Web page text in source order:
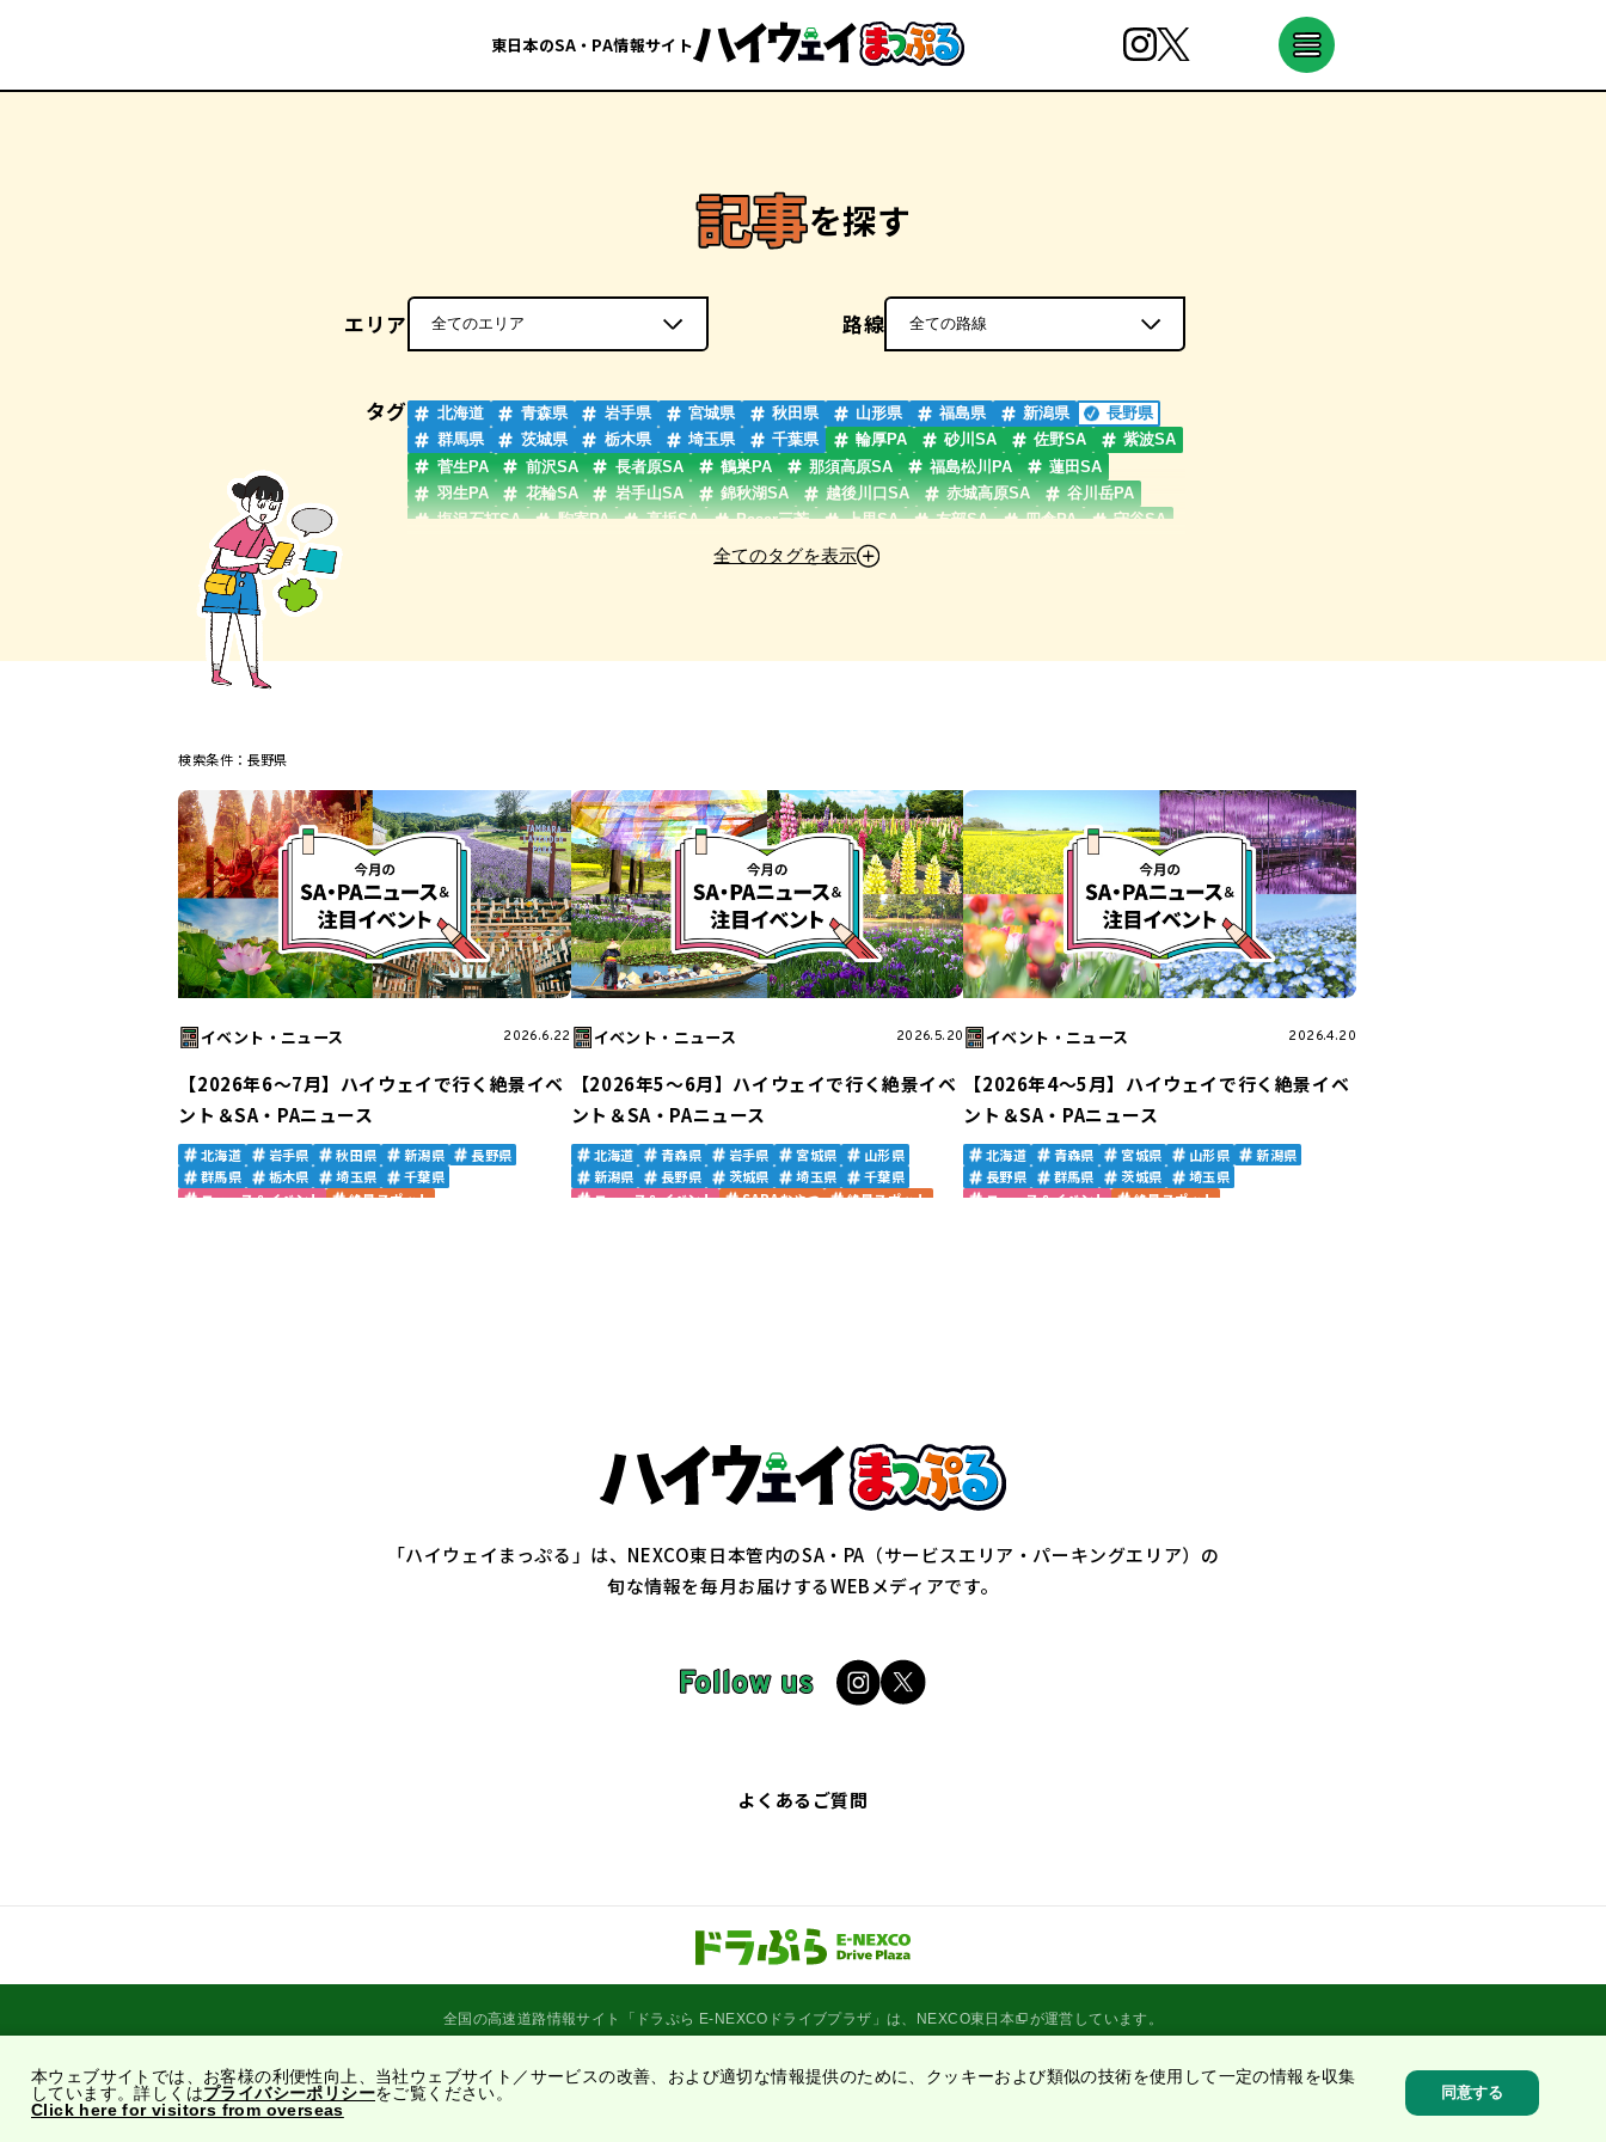
東日本のSA・PA情報サイト
を探す
エリア 路線
タグ 北海道 青森県 岩手県 宮城県 秋田県 山形県 福島県 新潟県
長野県
群馬県
茨城県 栃木県 埼玉県 千葉県 輪厚PA 砂川SA 佐野SA
紫波SA
菅生PA
前沢SA 長者原SA 鶴巣PA 那須高原SA 福島松川PA
蓮田SA
羽生PA
花輪SA 岩手山SA 錦秋湖SA 越後川口SA 赤城高原SA
谷川岳PA
塩沢石打SA
駒寄PA 高坂SA Pasar三芳 上里SA 友部SA 四倉PA
守谷SA
甘楽PA 松代PA
今月のおすすめグルメ
全てのタグを表示
検索条件： 長野県
イベント・ニュース 2026.6.22
【2026年6～7月】ハイウェイで行く絶景イベ
ント＆SA・PAニュース
北海道 岩手県 秋田県 新潟県
長野県
群馬県
栃木県 埼玉県
千葉県
ニュース＆イベント
絶景スポット
イベント・ニュース 2026.5.20
【2026年5～6月】ハイウェイで行く絶景イベ
ント＆SA・PAニュース
北海道 青森県 岩手県 宮城県
山形県
新潟県
長野県 茨城県 埼玉県
千葉県
ニュース＆イベント
SAPAおやつ 絶景スポット
イベント・ニュース 2026.4.20
【2026年4～5月】ハイウェイで行く絶景イベ
ント＆SA・PAニュース
北海道 青森県 宮城県 山形県
新潟県
長野県
群馬県 茨城県
埼玉県
ニュース＆イベント
絶景スポット
「ハイウェイまっぷる」は、NEXCO東日本管内のSA・PA（サービスエリア・パーキングエリア）の
旬な情報を毎月お届けするWEBメディアです。
よくあるご質問
全国の高速道路情報サイト 「ドラぷら E-NEXCOドライブプラザ」 は、 NEXCO東日本 が運営しています。
本ウェブサイトでは、お客様の利便性向上、当社ウェブサイト／サービスの改善、および適切な情報提供のために、クッキーおよび類似の技術を使用して一定の情報を収集
しています。詳しくはプライバシーポリシーをご覧ください。
Click here for visitors from overseas
同意する